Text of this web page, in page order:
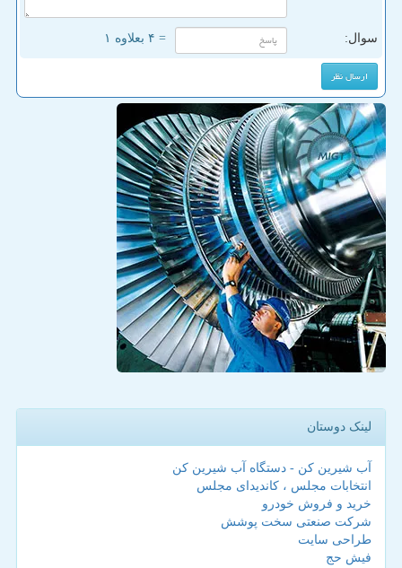
سوال: = ۴ بعلاوه ۱
لینک دوستان
آب شیرین کن - دستگاه آب شیرین کن
انتخابات مجلس ، کاندیدای مجلس
خرید و فروش خودرو
شرکت صنعتی سخت پوشش
طراحی سایت
فیش حج